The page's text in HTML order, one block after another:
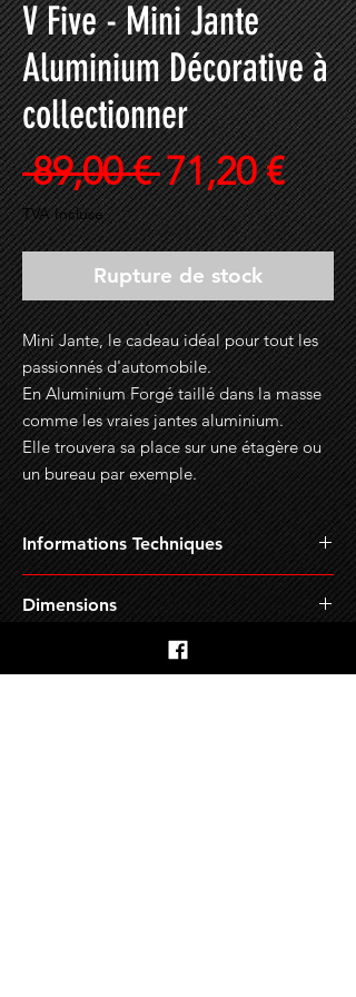
V Five - Mini Jante
Aluminium Décorative à
collectionner
89,00 € Prix
original
71,20 €Prix
TVA Incluse
Rupture de stock
Mini Jante, le cadeau idéal pour tout les
passionnés d'automobile.
En Aluminium Forgé taillé dans la masse
comme les vraies jantes aluminium.
Elle trouvera sa place sur une étagère ou
un bureau par exemple.
Informations Techniques
Matière :
Aluminium Usiné
Couleur:Anodisée
Dimensions
Diamètre Extérieur : 160
Epaisseur :